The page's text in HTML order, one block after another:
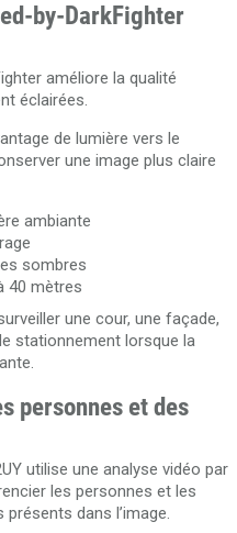
by-DarkFighter
améliore la qualité
éclairées.
de lumière vers le
une image plus claire
ambiante
sombres
40 mètres
une cour, une façade,
stationnement lorsque la
personnes et des
utilise une analyse vidéo par
les personnes et les
dans l’image.